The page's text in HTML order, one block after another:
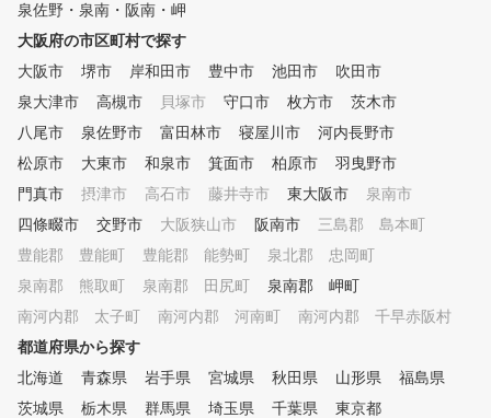
泉佐野・泉南・阪南・岬
大阪府の市区町村で探す
大阪市
堺市 岸和田市 豊中市 池田市
吹田市
泉大津市
高槻市 貝塚市 守口市 枚方市
茨木市
八尾市
泉佐野市 富田林市 寝屋川市
河内長野市
松原市
大東市 和泉市 箕面市 柏原市
羽曳野市
門真市
摂津市 高石市 藤井寺市 東大阪市
泉南市
四條畷市
交野市 大阪狭山市 阪南市
三島郡 島本町
豊能郡 豊能町
豊能郡 能勢町
泉北郡 忠岡町
泉南郡 熊取町
泉南郡 田尻町
泉南郡 岬町
南河内郡 太子町
南河内郡 河南町
南河内郡 千早赤阪村
都道府県から探す
北海道
青森県 岩手県 宮城県 秋田県 山形県
福島県
茨城県
栃木県 群馬県 埼玉県 千葉県
東京都